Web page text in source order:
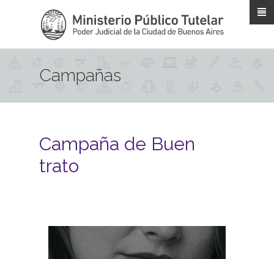
Campañas
Campaña de Buen
trato